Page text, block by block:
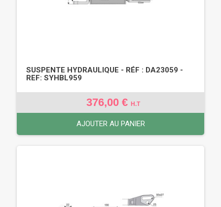
SUSPENTE HYDRAULIQUE - RÉF : DA23059 -
REF: SYHBL959
376,00 € H.T
AJOUTER AU PANIER